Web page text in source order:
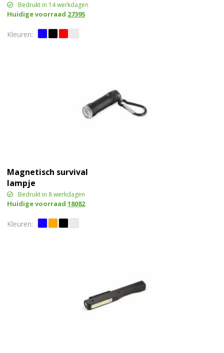
Bedrukt in 14 werkdagen
Huidige voorraad 27395
Magnetisch survival
lampje
Bedrukt in 8 werkdagen
Huidige voorraad18082